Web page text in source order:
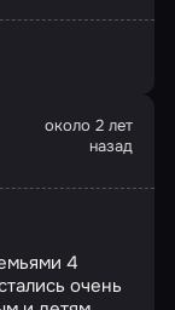
около 2 лет
назад
4
очень